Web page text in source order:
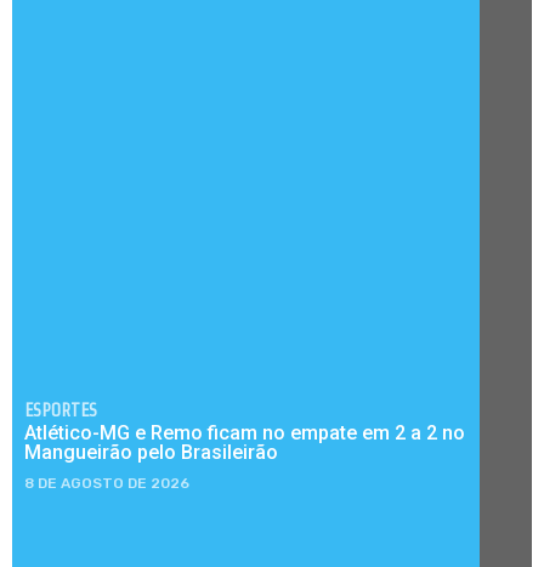
ESPORTES
Atlético-MG e Remo ficam no empate em 2 a 2 no
Mangueirão pelo Brasileirão
8 DE AGOSTO DE 2026